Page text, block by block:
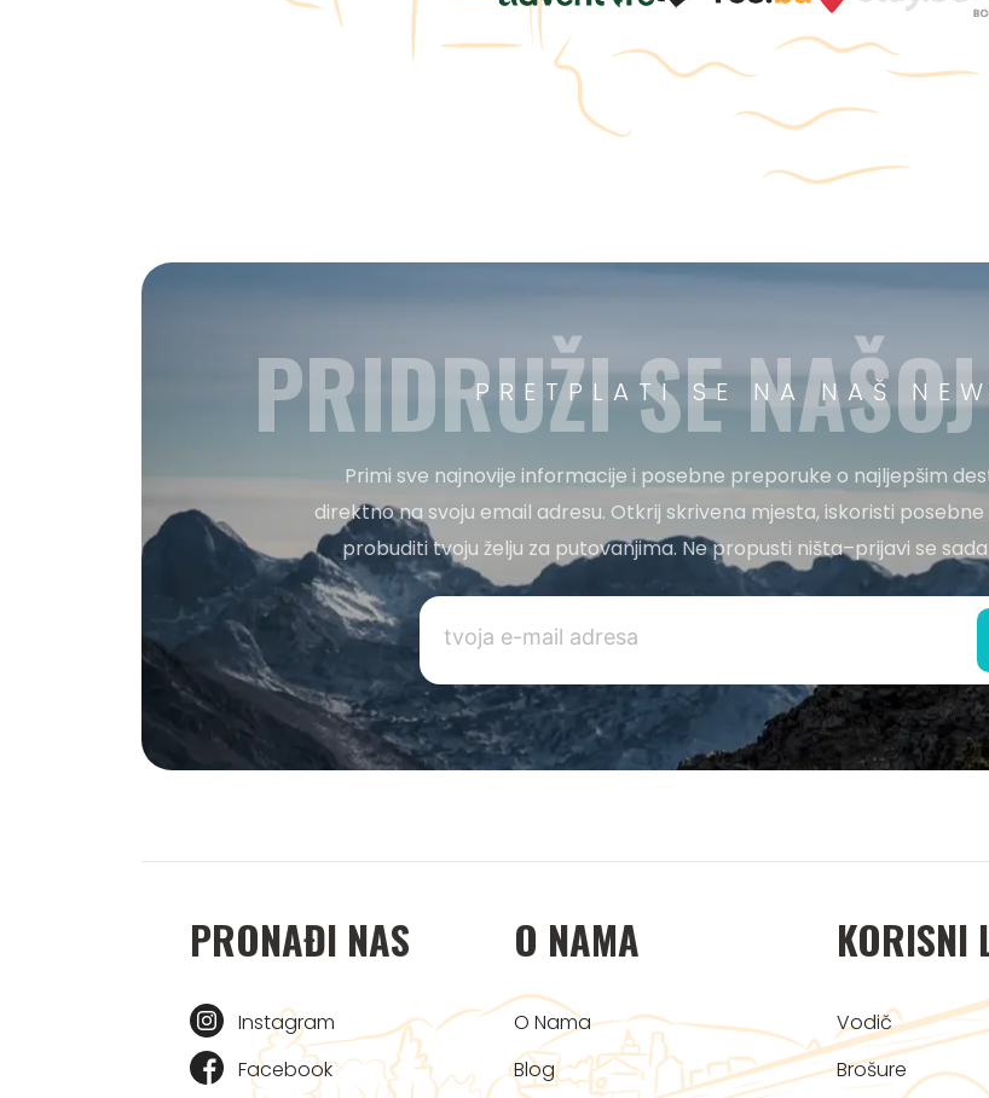
PRETPLATI SE NA NAŠ
PRIDRUŽI SE
Primi sve najnovije informacije i posebne preporuke o najljepšim
direktno na svoju email adresu. Otkrij skrivena mjesta, iskoristi
probuditi tvoju želju za putovanjima. Ne propusti ništa–prijavi se
PRONAĐI NAS
Instagram
Facebook
O NAMA
O Nama
Blog
KORISNI
Vodič
Brošure